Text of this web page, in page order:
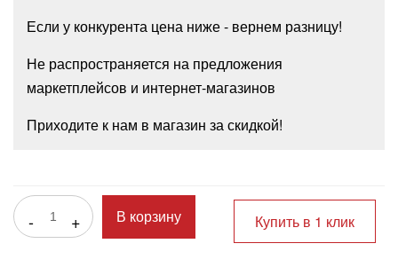
Если у конкурента цена ниже - вернем разницу!
Не распространяется на предложения
маркетплейсов и интернет-магазинов
Приходите к нам в магазин за скидкой!
- + В корзину Купить в 1 клик